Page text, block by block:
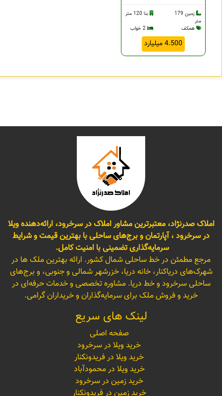
زمین 179
متر
بنا 120 متر
همکف
2 خواب
4.500 میلیارد
املاک صدرنژاد، معتبرترین مشاور املاک در سرخرود، ارائه‌دهنده ویلا
در سرخرود ، آپارتمان و برج‌های ساحلی با بهترین قیمت و شرایط
سرمایه‌گذاری تضمینی با امنیت کامل.
مرجع مطمئن در خط ساحلی شمال کشور. ارائه بهترین ملک ها در
شهرک‌های دریاکنار، خانه دریا، خزرشهر شمالی و جنوبی، و برج‌های
ساحلی سرخرود و خط دریا. مشاوره تخصصی و خدمات حرفه‌ای در
خرید و فروش ملک برای سرمایه‌گذاران و خریداران گرامی.
لینک های سریع
صفحه اصلی
خرید ویلا در سرخرود
خرید ویلا در فریدونکنار
خرید ویلا در محمودآباد
خرید زمین در سرخرود
خرید زمین در فریدونکنار